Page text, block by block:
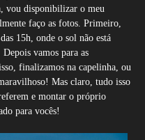
vou disponibilizar o meu
faço as fotos. Primeiro,
15h, onde o sol não está
vamos para as
finalizamos na capelinha, ou
Mas claro, tudo isso
e montar o próprio
para vocês!